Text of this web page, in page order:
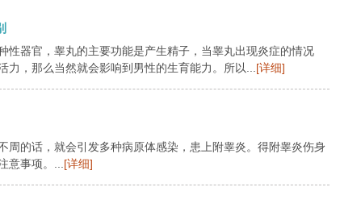
性器官，睾丸的主要功能是产生精子，当睾丸出现炎症的情况
，那么当然就会影响到男性的生育能力。所以... [详细]
周的话，就会引发多种病原体感染，患上附睾炎。得附睾炎伤身
意事项。... [详细]